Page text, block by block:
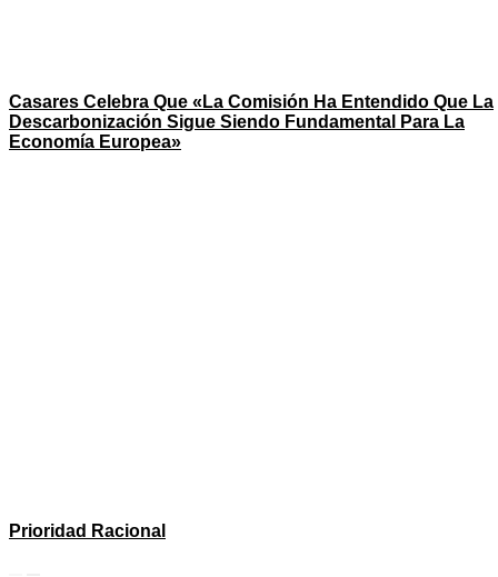
Casares Celebra Que «la Comisión Ha Entendido Que La
Descarbonización Sigue Siendo Fundamental Para La
Economía Europea»
Prioridad Racional